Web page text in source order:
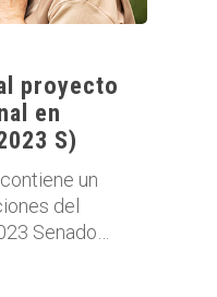
proyecto
en
S)
un
del
Senado…